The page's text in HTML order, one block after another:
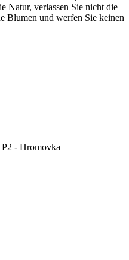
Natur, verlassen Sie nicht die
Blumen und werfen Sie keinen
P2 - Hromovka